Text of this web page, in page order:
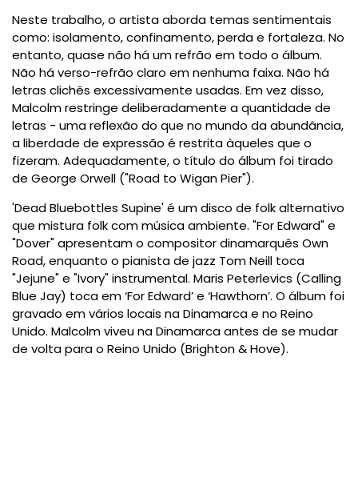
Neste trabalho, o artista aborda temas sentimentais
como: isolamento, confinamento, perda e fortaleza. No
entanto, quase não há um refrão em todo o álbum.
Não há verso-refrão claro em nenhuma faixa. Não há
letras clichês excessivamente usadas. Em vez disso,
Malcolm restringe deliberadamente a quantidade de
letras - uma reflexão do que no mundo da abundância,
a liberdade de expressão é restrita àqueles que o
fizeram. Adequadamente, o título do álbum foi tirado
de George Orwell ("Road to Wigan Pier").
'Dead Bluebottles Supine' é um disco de folk alternativo
que mistura folk com música ambiente. "For Edward" e
"Dover" apresentam o compositor dinamarquês Own
Road, enquanto o pianista de jazz Tom Neill toca
"Jejune" e "Ivory" instrumental. Maris Peterlevics (Calling
Blue Jay) toca em ‘For Edward’ e ‘Hawthorn’. O álbum foi
gravado em vários locais na Dinamarca e no Reino
Unido. Malcolm viveu na Dinamarca antes de se mudar
de volta para o Reino Unido (Brighton & Hove).